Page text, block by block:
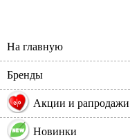
На главную
Бренды
% Акции и рапродажи
Новинки